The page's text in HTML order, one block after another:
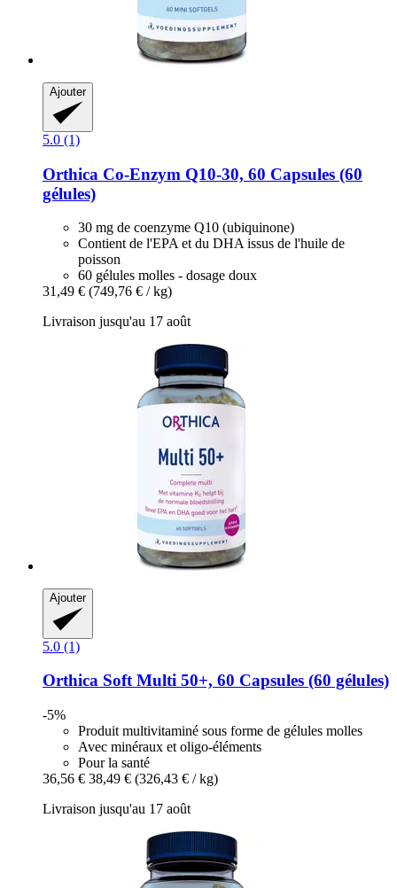
Ajouter
5.0 (1)
Orthica Co-​Enzym Q10-​30, 60 Capsules (60
gélules)
30 mg de coenzyme Q10 (ubiquinone)
Contient de l'EPA et du DHA issus de l'huile de
poisson
60 gélules molles - dosage doux
31,49 € (749,76 € / kg)
Livraison jusqu'au 17 août
Ajouter
5.0 (1)
Orthica Soft Multi 50+, 60 Capsules (60 gélules)
-5%
Produit multivitaminé sous forme de gélules molles
Avec minéraux et oligo-éléments
Pour la santé
36,56 € 38,49 € (326,43 € / kg)
Livraison jusqu'au 17 août